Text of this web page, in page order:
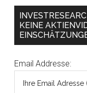
KEINE
Email Addresse: